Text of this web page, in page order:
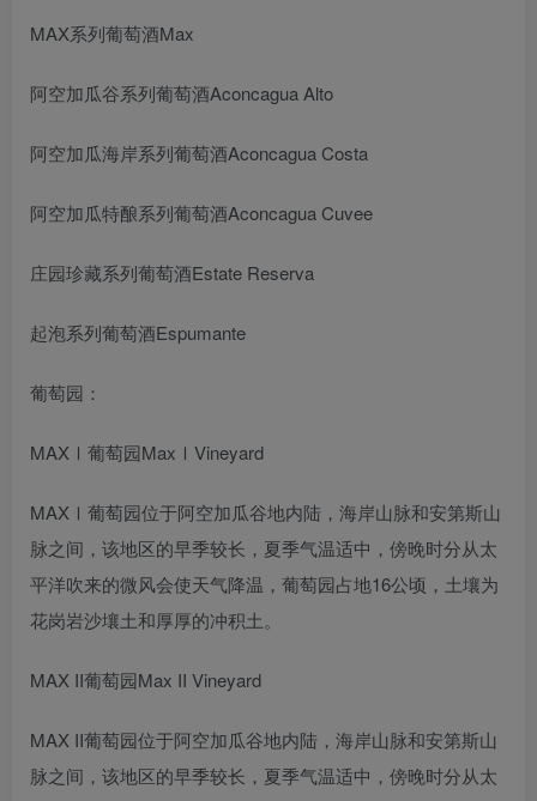
MAX系列葡萄酒Max
阿空加瓜谷系列葡萄酒Aconcagua Alto
阿空加瓜海岸系列葡萄酒Aconcagua Costa
阿空加瓜特酿系列葡萄酒Aconcagua Cuvee
庄园珍藏系列葡萄酒Estate Reserva
起泡系列葡萄酒Espumante
葡萄园：
MAXⅠ葡萄园MaxⅠVineyard
MAXⅠ葡萄园位于阿空加瓜谷地内陆，海岸山脉和安第斯山
脉之间，该地区的早季较长，夏季气温适中，傍晚时分从太
平洋吹来的微风会使天气降温，葡萄园占地16公顷，土壤为
花岗岩沙壤土和厚厚的冲积土。
MAX II葡萄园Max II Vineyard
MAX II葡萄园位于阿空加瓜谷地内陆，海岸山脉和安第斯山
脉之间，该地区的早季较长，夏季气温适中，傍晚时分从太